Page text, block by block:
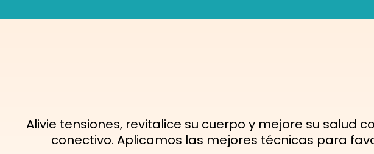
Alivie tensiones, revitalice su cuerpo y mejore su
conectivo. Aplicamos las mejores técnicas para